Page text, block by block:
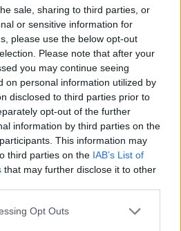
sale, sharing to third parties, or
or sensitive information for
please use the below opt-out
Please note that after your
you may continue seeing
on personal information utilized by
disclosed to third parties prior to
opt-out of the further
information by third parties on the
This information may
third parties on the IAB’s List of
that may further disclose it to other
Opt Outs
περισσότερο τις
από εκείνον να
Carol είναι μια
κλασικής Νουβέλας του
τον Ebenezer
τη νύχτα της 24ης
τριών πνευμάτων από
και το μέλλον.
πνεύμα τον
συμπόνιας, αυτή η ταινία